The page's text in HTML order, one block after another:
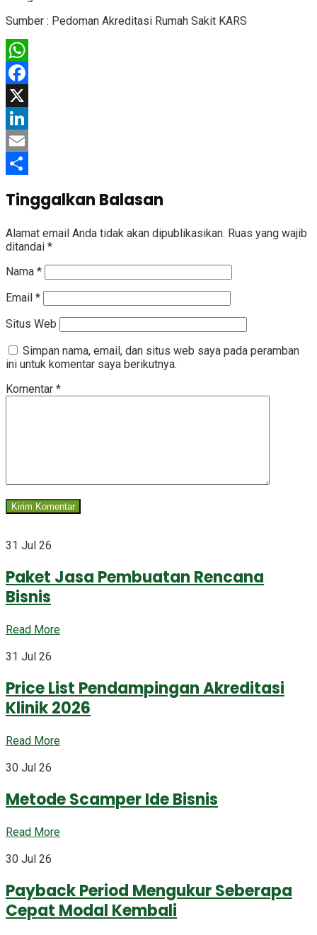
Sumber : Pedoman Akreditasi Rumah Sakit KARS
WhatsApp
Facebook
X
LinkedIn
Email
Tinggalkan Balasan
Alamat email Anda tidak akan dipublikasikan. Ruas yang wajib
ditandai *
Nama *
Email *
Situs Web
Simpan nama, email, dan situs web saya pada peramban
ini untuk komentar saya berikutnya.
Komentar *
31 Jul 26
Paket Jasa Pembuatan Rencana
Bisnis
Read More
31 Jul 26
Price List Pendampingan Akreditasi
Klinik 2026
Read More
30 Jul 26
Metode Scamper Ide Bisnis
Read More
30 Jul 26
Payback Period Mengukur Seberapa
Cepat Modal Kembali